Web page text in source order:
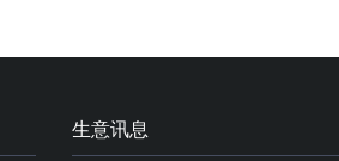
生意讯息